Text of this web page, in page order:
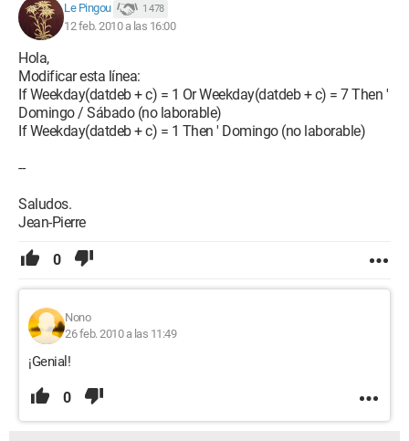
Le Pingou 1 478
12 feb. 2010 a las 16:00
Hola,
Modificar esta línea:
If Weekday(datdeb + c) = 1 Or Weekday(datdeb + c) = 7 Then '
Domingo / Sábado (no laborable)
If Weekday(datdeb + c) = 1 Then ' Domingo (no laborable)
--
Saludos.
Jean-Pierre
0
Nono
26 feb. 2010 a las 11:49
¡Genial!
0